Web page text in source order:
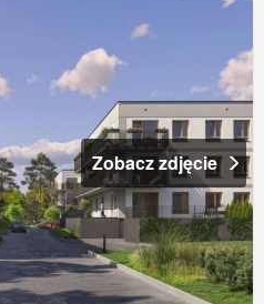
Zobacz zdjęcie